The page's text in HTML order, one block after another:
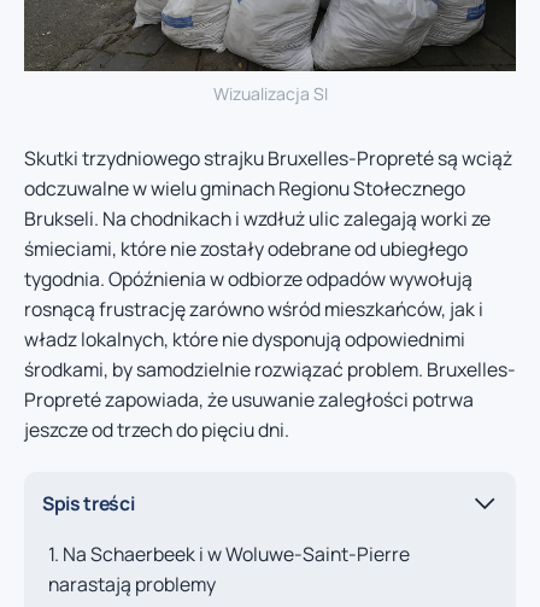
Wizualizacja SI
Skutki trzydniowego strajku Bruxelles-Propreté są wciąż
odczuwalne w wielu gminach Regionu Stołecznego
Brukseli. Na chodnikach i wzdłuż ulic zalegają worki ze
śmieciami, które nie zostały odebrane od ubiegłego
tygodnia. Opóźnienia w odbiorze odpadów wywołują
rosnącą frustrację zarówno wśród mieszkańców, jak i
władz lokalnych, które nie dysponują odpowiednimi
środkami, by samodzielnie rozwiązać problem. Bruxelles-
Propreté zapowiada, że usuwanie zaległości potrwa
jeszcze od trzech do pięciu dni.
Spis treści
Na Schaerbeek i w Woluwe-Saint-Pierre
narastają problemy